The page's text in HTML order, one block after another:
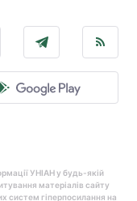
УНІАН у будь-якій
матеріалів сайту
систем гіперпосилання на